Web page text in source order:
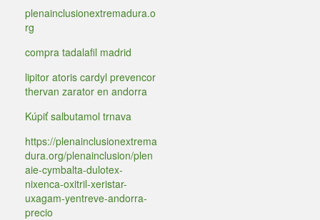
plenainclusionextremadura.o
rg
compra tadalafil madrid
lipitor atoris cardyl prevencor
thervan zarator en andorra
Kúpiť salbutamol trnava
https://plenainclusionextrema
dura.org/plenainclusion/plen
aie-cymbalta-dulotex-
nixenca-oxitril-xeristar-
uxagam-yentreve-andorra-
precio